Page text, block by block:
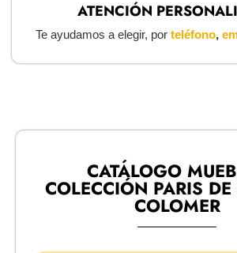
ATENCIÓN
Te ayudamos a elegir, por teléfono,
CATÁLOGO
COLECCIÓN PARIS
COLOMER